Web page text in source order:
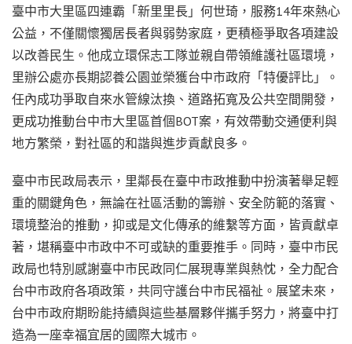
臺中市大里區四連霸「新里里長」何世琦，服務14年來熱心
公益，不僅關懷獨居長者與弱勢家庭，更積極爭取各項建設
以改善民生。他成立環保志工隊並親自帶領維護社區環境，
里辦公處亦長期認養公園並榮獲台中市政府「特優評比」。
任內成功爭取自來水管線汰換、道路拓寬及公共空間開發，
更成功推動台中市大里區首個BOT案，有效帶動交通便利與
地方繁榮，對社區的和諧與進步貢獻良多。
臺中市民政局表示，里鄰長在臺中市政推動中扮演著舉足輕
重的關鍵角色，無論在社區活動的籌辦、安全防範的落實、
環境整治的推動，抑或是文化傳承的維繫等方面，皆貢獻卓
著，堪稱臺中市政中不可或缺的重要推手。同時，臺中市民
政局也特別感謝臺中市民政同仁展現專業與熱忱，全力配合
台中市政府各項政策，共同守護台中市民福祉。展望未來，
台中市政府期盼能持續與這些基層夥伴攜手努力，將臺中打
造為一座幸福宜居的國際大城市。